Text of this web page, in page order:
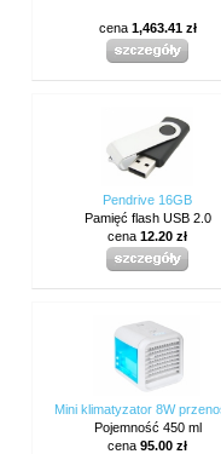
cena 1,463.41 zł
Pendrive 16GB
Pamięć flash USB 2.0
cena 12.20 zł
Mini klimatyzator 8W
Pojemność 450 ml
cena 95.00 zł